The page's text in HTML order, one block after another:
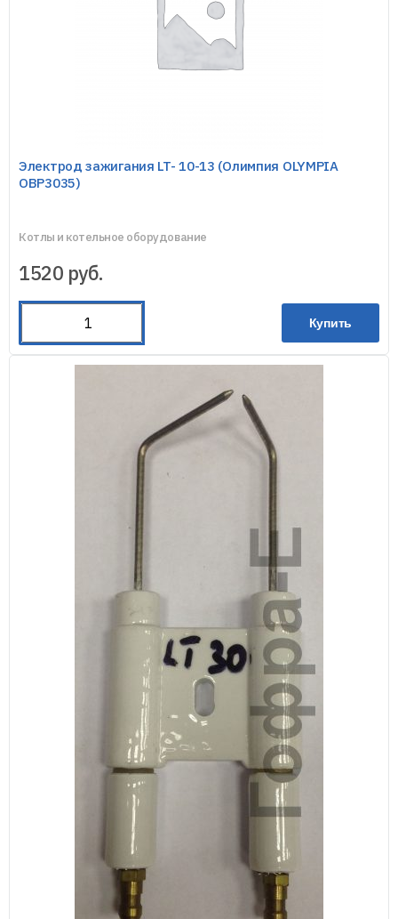
Электрод зажигания LT- 10-13 (Олимпия OLYMPIA
OBP3035)
Котлы и котельное оборудование
1520 руб.
Купить